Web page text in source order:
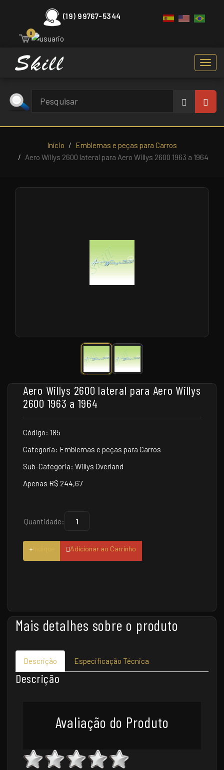
(19) 99767-5344
0
Início
Emblemas e peças para Carros
Aero Willys 2600 lateral para Aero Willys 2600 1963 a 1964
Aero Willys 2600 lateral para Aero Willys
2600 1963 a 1964
Código: 185
Categoria: Emblemas e peças para Carros
Sub-Categoria: Willys Overland
Apenas R$ 244,67
Quantidade:
Adicionar ao Carrinho
Mais detalhes sobre o produto
Descrição Especificação Técnica
Descrição
Avaliação do Produto